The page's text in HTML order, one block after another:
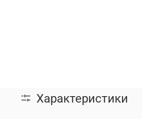
Характеристики